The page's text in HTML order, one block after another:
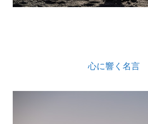
心に響く名言